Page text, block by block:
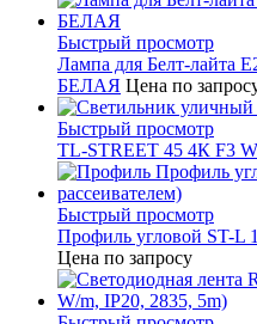
Быстрый просмотр
Лампа для Белт-лайта
БЕЛАЯ Цена по
Быстрый просмотр
TL-STREET 45 4К F3 W
Быстрый просмотр
Профиль угловой ST-L
Цена по запросу